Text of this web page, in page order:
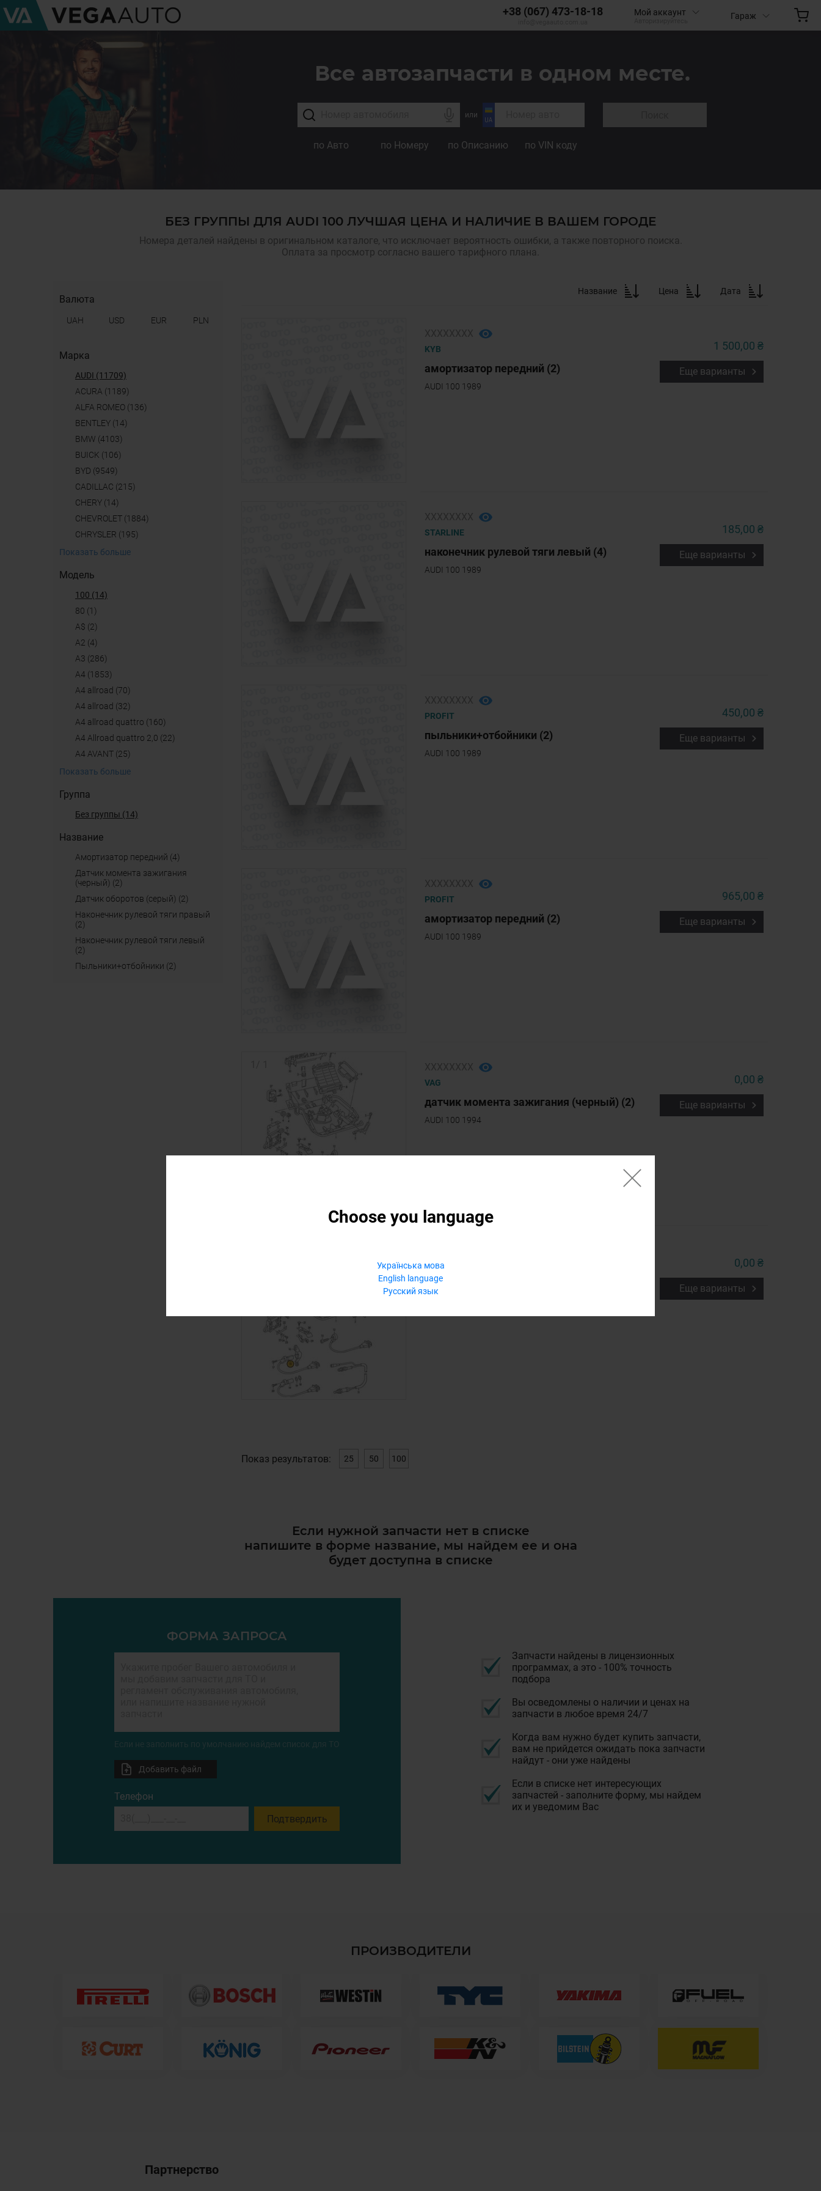
Choose you language
Українська мова
English language
Русский язык
+38 (067) 473-18-18 Мой аккаунт Гараж
Все автозапчасти в одном месте.
или
по Авто по Номеру по Описанию по VIN коду
БЕЗ ГРУППЫ ДЛЯ AUDI 100 ЛУЧШАЯ ЦЕНА И НАЛИЧИЕ В ВАШЕМ ГОРОДЕ
Номера деталей найдены в оригинальном каталоге, что исключает вероятность ошибки, а также повторного поиска.
Оплата за просмотр согласно вашего тарифного плана.
Валюта
UAH USD EUR PLN
Марка
AUDI (11709)
ACURA (1189)
ALFA ROMEO (136)
BENTLEY (14)
BMW (4103)
BUICK (106)
BYD (9549)
CADILLAC (215)
CHERY (14)
CHEVROLET (1884)
CHRYSLER (195)
Показать больше
Модель
100 (14)
80 (1)
A$ (2)
A2 (4)
A3 (286)
A4 (1853)
A4 allroad (70)
a4 allroad (32)
A4 allroad quattro (160)
A4 Allroad quattro 2,0 (22)
A4 AVANT (25)
Показать больше
Группа
Без группы (14)
Название
амортизатор передний (4)
датчик момента зажигания
(черный) (2)
датчик оборотов (серый) (2)
наконечник рулевой тяги правый
(2)
наконечник рулевой тяги левый
(2)
пыльники+отбойники (2)
Название Цена Дата
KYB
амортизатор передний (2)
AUDI 100 1989
1 500,00 ₴
Еще варианты
STARLINE
наконечник рулевой тяги левый (4)
AUDI 100 1989
185,00 ₴
Еще варианты
PROFIT
пыльники+отбойники (2)
AUDI 100 1989
450,00 ₴
Еще варианты
PROFIT
амортизатор передний (2)
AUDI 100 1989
965,00 ₴
Еще варианты
VAG
датчик момента зажигания (черный) (2)
AUDI 100 1994
0,00 ₴
Еще варианты
VAG
датчик оборотов (серый) (2)
0,00 ₴
Еще варианты
Показ результатов: 25 50 100
Если нужной запчасти нет в списке
напишите в форме название, мы найдем ее и она
будет доступна в списке
ФОРМА ЗАПРОСА
Если не заполнить по умолчанию найдем список для ТО
Добавить файл
Телефон
Подтвердить
Запчасти найдены в лицензионных
программах, а это - 100% точность
подбора
Вы осведомлены о наличии и ценах на
запчасти в любое время 24/7
Когда вам нужно будет купить запчасти,
вам не прийдется ожидать пока запчасти
найдут - они уже найдены
Если в списке нет интересующих
запчастей - заполните форму, мы найдем
их и уведомим Вас
ПРОИЗВОДИТЕЛИ
Партнерство